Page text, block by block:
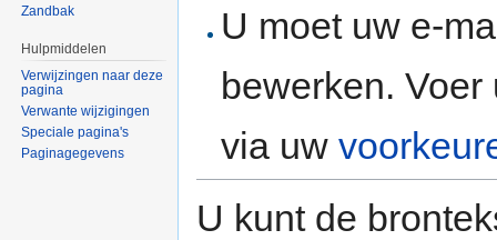
U moet uw e-
bewerken.
via uw
U kunt de
Zandbak
Hulpmiddelen
Verwijzingen naar deze
pagina
Verwante wijzigingen
Speciale pagina's
Paginagegevens